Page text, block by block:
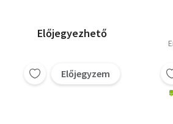
Történelem
Egyéb
Előjegyezhető
Előjegyzem